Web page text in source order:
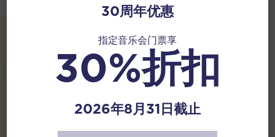
30周年优惠
指定音乐会门票享
30%折扣
2026年8月31日截止